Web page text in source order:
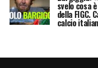
svelo cosa
della FIGC.
calcio